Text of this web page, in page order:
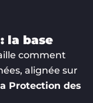
la base
comment
alignée sur
Protection des